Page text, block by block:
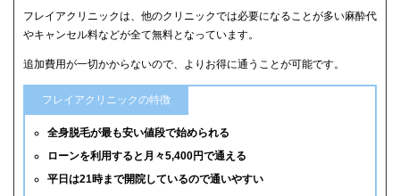
フレイアクリニックは、他のクリニックでは必要になることが多い麻酔代
やキャンセル料などが全て無料となっています。
追加費用が一切かからないので、よりお得に通うことが可能です。
フレイアクリニックの特徴
全身脱毛が最も安い値段で始められる
ローンを利用すると月々5,400円で通える
平日は21時まで開院しているので通いやすい